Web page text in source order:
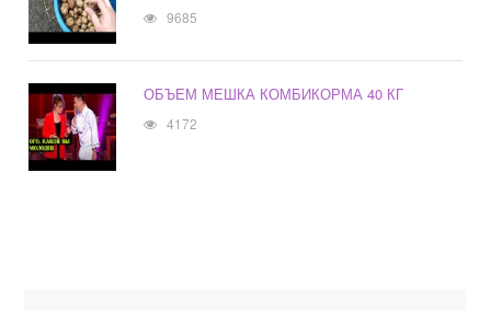
9685
ОБЪЕМ МЕШКА КОМБИКОРМА 40 КГ
4172